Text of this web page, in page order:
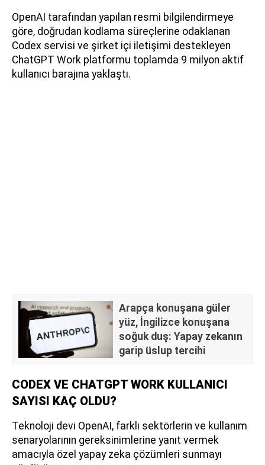
OpenAI tarafından yapılan resmi bilgilendirmeye
göre, doğrudan kodlama süreçlerine odaklanan
Codex servisi ve şirket içi iletişimi destekleyen
ChatGPT Work platformu toplamda 9 milyon aktif
kullanıcı barajına yaklaştı.
Arapça konuşana güler
yüz, İngilizce konuşana
soğuk duş: Yapay zekanın
garip üslup tercihi
CODEX VE CHATGPT WORK KULLANICI
SAYISI KAÇ OLDU?
Teknoloji devi OpenAI, farklı sektörlerin ve kullanım
senaryolarının gereksinimlerine yanıt vermek
amacıyla özel yapay zeka çözümleri sunmayı